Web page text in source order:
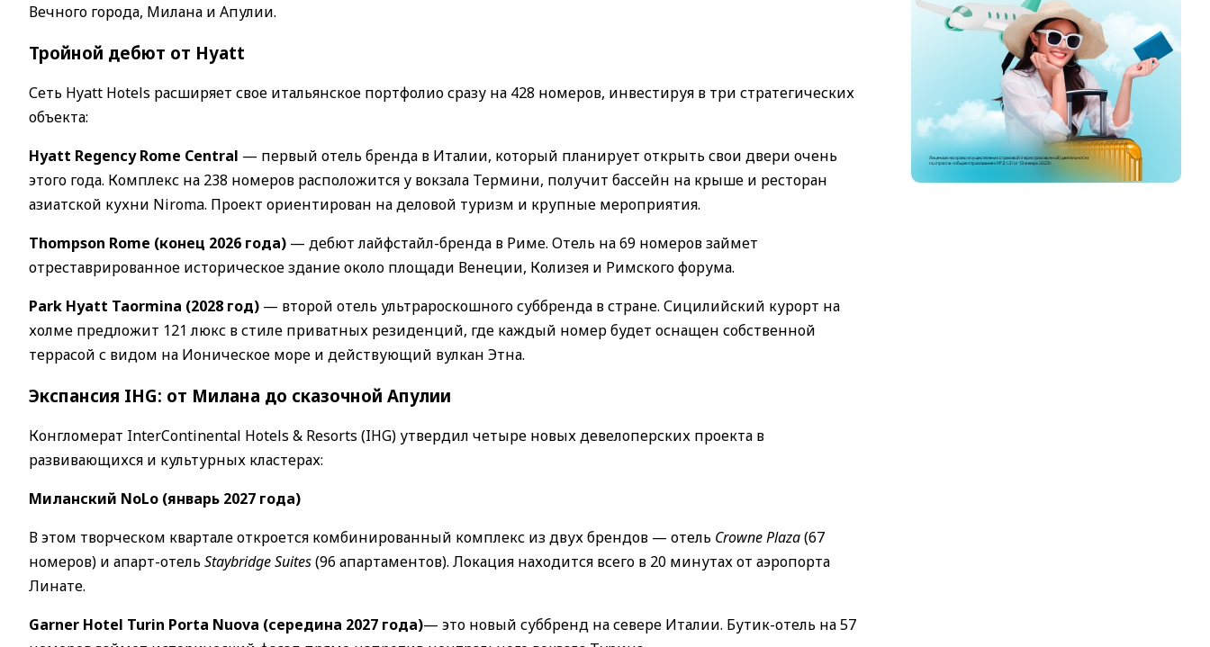
Вечного города, Милана и Апулии.
Тройной дебют от Hyatt
Сеть Hyatt Hotels расширяет свое итальянское портфолио сразу на 428 номеров, инвестируя в три стратегических
объекта:
Hyatt Regency Rome Central — первый отель бренда в Италии, который планирует открыть свои двери очень
этого года. Комплекс на 238 номеров расположится у вокзала Термини, получит бассейн на крыше и ресторан
азиатской кухни Niroma. Проект ориентирован на деловой туризм и крупные мероприятия.
Thompson Rome (конец 2026 года) — дебют лайфстайл-бренда в Риме. Отель на 69 номеров займет
отреставрированное историческое здание около площади Венеции, Колизея и Римского форума.
Park Hyatt Taormina (2028 год) — второй отель ультрароскошного суббренда в стране. Сицилийский курорт на
холме предложит 121 люкс в стиле приватных резиденций, где каждый номер будет оснащен собственной
террасой с видом на Ионическое море и действующий вулкан Этна.
Экспансия IHG: от Милана до сказочной Апулии
Конгломерат InterContinental Hotels & Resorts (IHG) утвердил четыре новых девелоперских проекта в
развивающихся и культурных кластерах:
Миланский NoLo (январь 2027 года)
В этом творческом квартале откроется комбинированный комплекс из двух брендов — отель Crowne Plaza(67
номеров) и апарт-отель Staybridge Suites(96 апартаментов). Локация находится всего в 20 минутах от аэропорта
Линате.
Garner Hotel Turin Porta Nuova (середина 2027 года)— это новый суббренд на севере Италии. Бутик-отель на 57